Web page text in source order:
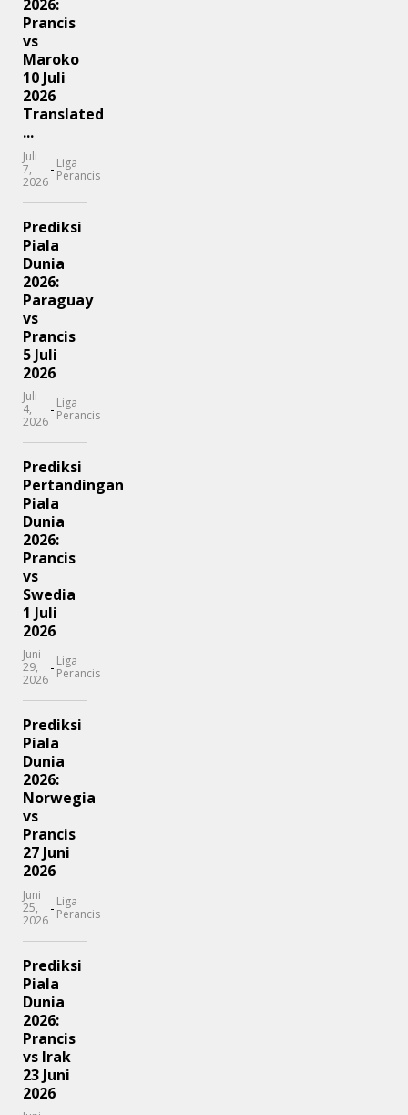
2026:
Prancis
vs
Maroko
10 Juli
2026
Translated
...
Juli
7,
2026
- Liga
Perancis
Prediksi
Piala
Dunia
2026:
Paraguay
vs
Prancis
5 Juli
2026
Juli
4,
2026
- Liga
Perancis
Prediksi
Pertandingan
Piala
Dunia
2026:
Prancis
vs
Swedia
1 Juli
2026
Juni
29,
2026
- Liga
Perancis
Prediksi
Piala
Dunia
2026:
Norwegia
vs
Prancis
27 Juni
2026
Juni
25,
2026
- Liga
Perancis
Prediksi
Piala
Dunia
2026:
Prancis
vs Irak
23 Juni
2026